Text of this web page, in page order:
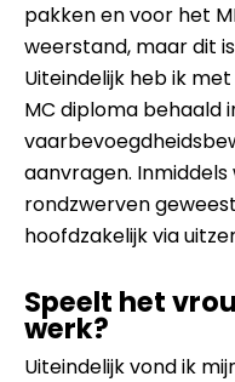
pakken en voor het
weerstand, maar dit
Uiteindelijk heb ik
MC diploma behaald
aanvragen.
rondzwerven
hoofdzakelijk via
Speelt het
werk?
Uiteindelijk vond ik